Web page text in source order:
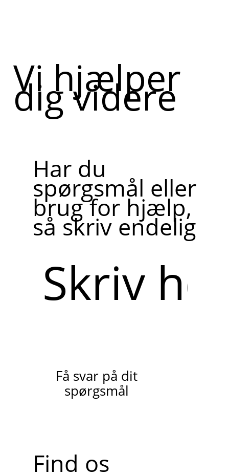
Vi hjælper
dig videre
Har du
spørgsmål eller
brug for hjælp,
så skriv endelig
her
Få svar på dit
spørgsmål
Find os